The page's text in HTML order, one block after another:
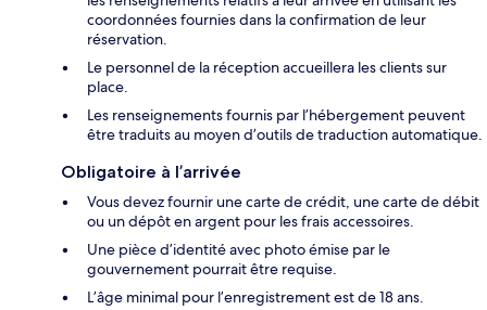
coordonnées fournies dans la confirmation de leur
réservation.
Le personnel de la réception accueillera les clients sur
place.
Les renseignements fournis par l’hébergement peuvent
être traduits au moyen d’outils de traduction automatique.
Obligatoire à l’arrivée
Vous devez fournir une carte de crédit, une carte de débit
ou un dépôt en argent pour les frais accessoires.
Une pièce d’identité avec photo émise par le
gouvernement pourrait être requise.
L’âge minimal pour l’enregistrement est de 18 ans.